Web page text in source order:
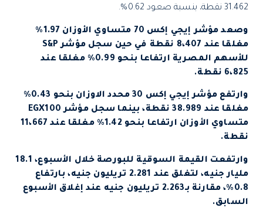
31.462 نقطة، بنسبة صعود 0.62%.
وصعد مؤشر إيجي إكس 70 متساوي الأوزان 1.97%
مغلقا عند 8،407 نقطة في حين سجل مؤشر S&P
للأسهم المصرية ارتفاعا بنحو 0.99% مغلقا عند
6،825 نقطة.
وارتفع مؤشر إيجي إكس 30 محدد الاوزان بنحو 0.43%
مغلقا عند 38.989 نقطة، بينما سجل مؤشر EGX100
متساوي الأوزان ارتفاعا بنحو 1.42% مغلقا عند 11،667
نقطة.
وارتفعت القيمة السوقية للبورصة خلال الأسبوع، 18.1
مليار جنيه، لتغلق عند 2.281 تريليون جنيه، بارتفاع
0.8%، مقارنة بـ2.263 تريليون جنيه عند إغلاق الأسبوع
السابق.